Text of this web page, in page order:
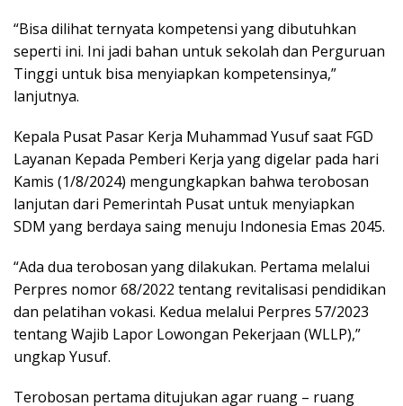
“Bisa dilihat ternyata kompetensi yang dibutuhkan
seperti ini. Ini jadi bahan untuk sekolah dan Perguruan
Tinggi untuk bisa menyiapkan kompetensinya,”
lanjutnya.
Kepala Pusat Pasar Kerja Muhammad Yusuf saat FGD
Layanan Kepada Pemberi Kerja yang digelar pada hari
Kamis (1/8/2024) mengungkapkan bahwa terobosan
lanjutan dari Pemerintah Pusat untuk menyiapkan
SDM yang berdaya saing menuju Indonesia Emas 2045.
“Ada dua terobosan yang dilakukan. Pertama melalui
Perpres nomor 68/2022 tentang revitalisasi pendidikan
dan pelatihan vokasi. Kedua melalui Perpres 57/2023
tentang Wajib Lapor Lowongan Pekerjaan (WLLP),”
ungkap Yusuf.
Terobosan pertama ditujukan agar ruang – ruang